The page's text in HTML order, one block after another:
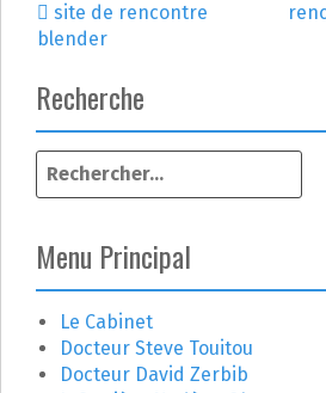
N
a
v
i
g
a
t
i
site de rencontre
blender
Recherche
e
h
e
r
c
h
e
Menu Principal
Le Cabinet
Docteur Steve Touitou
Docteur David Zerbib